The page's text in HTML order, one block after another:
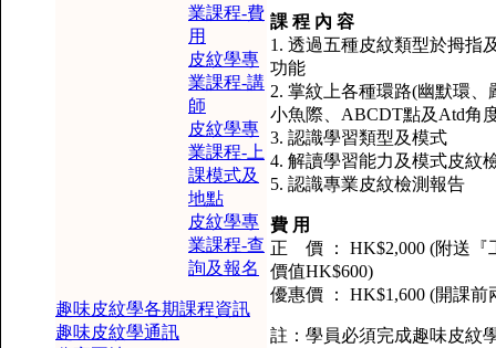
業課程-費
用
皮紋學專
業課程-講
師
皮紋學專
業課程-上
課模式及
地點
皮紋學專
業課程-查
詢及報名
趣味皮紋學各期課程資訊
趣味皮紋學通訊
課 程 內 容
1. 透過五種皮紋類型於拇指
功能
2. 掌紋上各種環路(幽默環
小魚際、ABCDT點及Atd角
3. 認識學習類型及模式
4. 解讀學習能力及模式皮紋
5. 認識專業皮紋檢測報告
費 用
正 價 ： HK$2,000 (附送『
價值HK$600)
優惠價 ： HK$1,600 (開課
註：學員必須完成趣味皮紋